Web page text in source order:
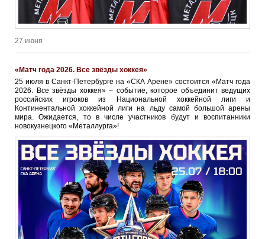
27 июня
«Матч года 2026. Все звёзды хоккея»
25 июля в Санкт-Петербурге на «СКА Арене» состоится «Матч года
2026. Все звёзды хоккея» – событие, которое объединит ведущих
российских игроков из Национальной хоккейной лиги и
Континентальной хоккейной лиги на льду самой большой арены
мира. Ожидается, то в числе участников будут и воспитанники
новокузнецкого «Металлурга»!